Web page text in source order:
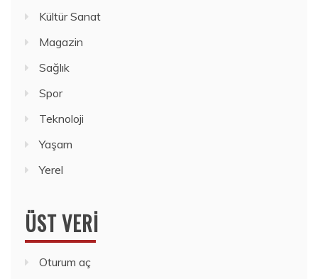
Kültür Sanat
Magazin
Sağlık
Spor
Teknoloji
Yaşam
Yerel
ÜST VERI
Oturum aç